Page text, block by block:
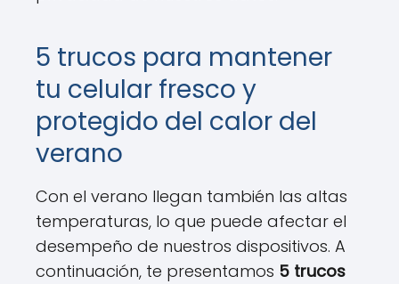
5 trucos para mantener
tu celular fresco y
protegido del calor del
verano
Con el verano llegan también las altas
temperaturas, lo que puede afectar el
desempeño de nuestros dispositivos. A
continuación, te presentamos 5 trucos